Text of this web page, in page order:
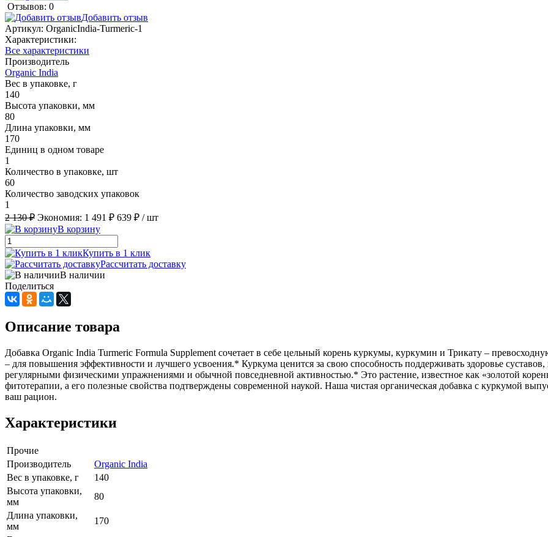
Отзывов: 0
Добавить отзыв
Артикул: OrganicIndia-Turmeric-1
Характеристики:
Все характеристики
Производитель
Organic India
Вес в упаковке, г
140
Высота упаковки, мм
80
Длина упаковки, мм
170
Единиц в одном товаре
1
Количество в упаковке, шт
60
Количество заводских упаковок
1
2 130 ₽ Экономия: 1 491 ₽ 639 ₽ / шт
В корзину
Купить в 1 клик
Рассчитать доставку
В наличии
Поделиться
Описание товара
Добавка Organic India Turmeric Formula Supplement сочетает в себе цельный корень куркумы, куркумин и Трикату –
– для повышения эффективности и лучшего усвоения.* Куркума ценится за свою способность поддерживать здоровье
регулярными физическими упражнениями и обычной повседневной активностью.* Это растение, известное как «золотой
фитотерапии, а его полезные свойства подтверждены современной наукой. Наша чистая органическая добавка с куркумой
ваш рацион.
Характеристики
Прочие
Производитель
Organic India
Вес в упаковке, г
140
Высота упаковки,
мм
80
Длина упаковки,
мм
170